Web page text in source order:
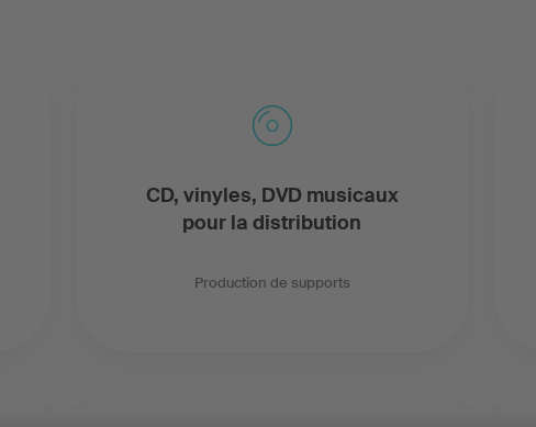
CD, vinyles, DVD musicaux
pour la distribution
Production de supports